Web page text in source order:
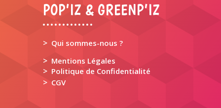
POP’IZ & GREENP’IZ
> Qui sommes-nous ?
> Mentions Légales
> Politique de Confidentialité
> CGV